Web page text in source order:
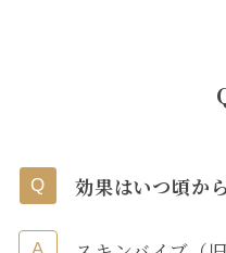
効果はいつ頃か